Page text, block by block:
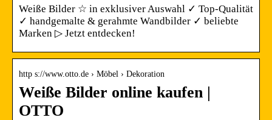
Weiße Bilder ☆ in exklusiver Auswahl ✓ Top-Qualität
✓ handgemalte & gerahmte Wandbilder ✓ beliebte
Marken ▷ Jetzt entdecken!
http s://www.otto.de › Möbel › Dekoration
Weiße Bilder online kaufen |
OTTO